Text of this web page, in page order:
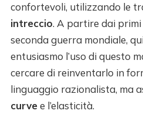
confortevoli, utilizzando le
intreccio. A partire dai primi
seconda guerra mondiale,
entusiasmo l’uso di questo
cercare di reinventarlo in
linguaggio razionalista, ma
curvee l’elasticità.